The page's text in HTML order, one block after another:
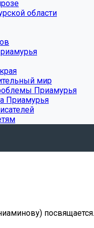
области
мир
Приамурья
Приамурья